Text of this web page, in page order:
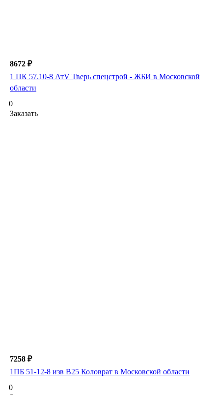
8672 ₽
1 ПК 57.10-8 АтV Тверь спецстрой - ЖБИ в Московской
области
0
Заказать
7258 ₽
1ПБ 51-12-8 изв В25 Коловрат в Московской области
0